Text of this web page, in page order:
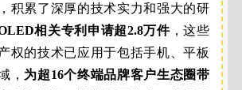
积累了深厚的技术实力和强大的研
相关专利申请超2.8万件，这些
权的技术已应用于包括手机、平板
， 为超16个终端品牌客户生态圈带